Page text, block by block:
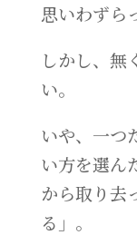
思いわずら
しかし、無
いや、一つ
い方を選ん
から取り去
る」。